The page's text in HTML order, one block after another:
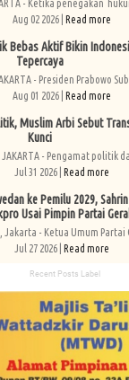
- Ketika penegakan
Aug 02 2026 |Read more
Bebas Aktif Bikin
Tepercaya
- Presiden Prabowo
Aug 01 2026 |Read more
Muslim Arbi Sebut
Kunci
- Pengamat politik
Jul 31 2026 |Read more
ke Pemilu 2029,
Usai Pimpin Partai
- Ketua Umum Partai
Jul 27 2026 |Read more
Recent Posts Label